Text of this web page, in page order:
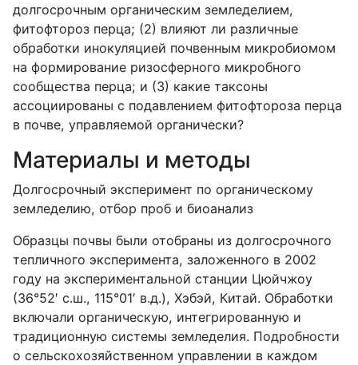
долгосрочным органическим земледелием,
фитофтороз перца; (2) влияют ли различные
обработки инокуляцией почвенным микробиомом
на формирование ризосферного микробного
сообщества перца; и (3) какие таксоны
ассоциированы с подавлением фитофтороза перца
в почве, управляемой органически?
Материалы и методы
Долгосрочный эксперимент по органическому
земледелию, отбор проб и биоанализ
Образцы почвы были отобраны из долгосрочного
тепличного эксперимента, заложенного в 2002
году на экспериментальной станции Цюйчжоу
(36°52′ с.ш., 115°01′ в.д.), Хэбэй, Китай. Обработки
включали органическую, интегрированную и
традиционную системы земледелия. Подробности
о сельскохозяйственном управлении в каждом